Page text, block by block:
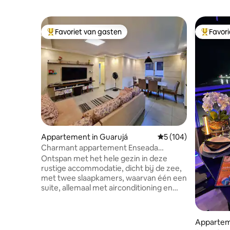
Topfavoriet van gasten
Favoriet van gasten
Appartement in Guarujá Gemiddelde
5 (104)
Charmant appartement Enseada
Guarujá
Ontspan met het hele gezin in deze
rustige accommodatie, dicht bij de zee,
met twee slaapkamers, waarvan één een
suite, allemaal met airconditioning en